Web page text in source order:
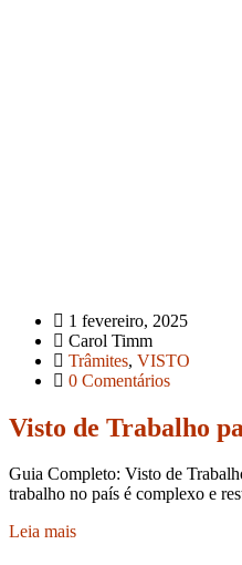
1 fevereiro, 2025
Carol Timm
Trâmites, VISTO
0 Comentários
Visto de Trabalho
Guia Completo: Visto de
trabalho no país é complexo e
Leia mais